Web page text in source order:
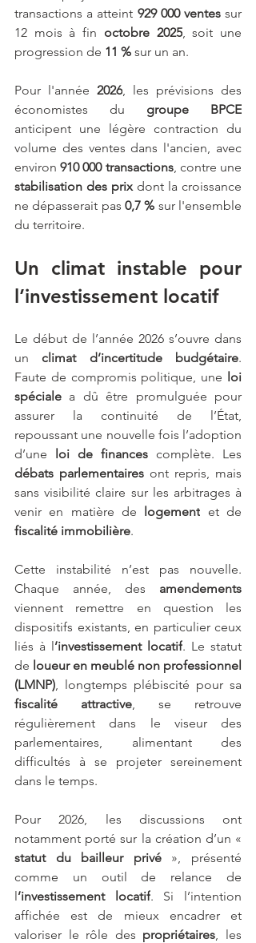
transactions a atteint 929 000 ventes sur
12 mois à fin octobre 2025, soit une
progression de 11 % sur un an.
Pour l'année 2026 , les prévisions des
économistes du groupe BPCE
anticipent une légère contraction du
volume des ventes dans l'ancien, avec
environ 910 000 transactions
stabilisation des prix dont la croissance
ne dépasserait pas 0,7 % sur l'ensemble
du territoire.
Un climat instable pour
l’investissement locatif
Le début de l’année 2026 s’ouvre dans
un climat d’incertitude budgétaire.
Faute de compromis politique, une loi
spéciale a dû être promulguée pour
assurer la continuité de l’État,
repoussant une nouvelle fois l’adoption
d’une loi de finances
débats parlementaires ont repris, mais
sans visibilité claire sur les arbitrages à
venir en matière de logement
fiscalité immobilière.
Cette instabilité n’est pas nouvelle.
Chaque année, des amendements
viennent remettre en question les
dispositifs existants, en particulier ceux
liés à l’investissement locatif. Le statut
de loueur en meublé non professionnel
(LMNP)
fiscalité attractive , se retrouve
régulièrement dans le viseur des
parlementaires, alimentant des
difficultés à se projeter sereinement
dans le temps.
Pour 2026, les discussions ont
statut du bailleur privé », présenté
comme un outil de relance de
l’investissement locatif. Si l’intention
affichée est de mieux encadrer et
valoriser le rôle des propriétaires , les